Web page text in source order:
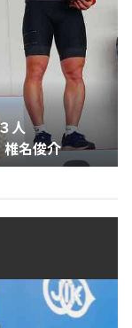
人
名俊介